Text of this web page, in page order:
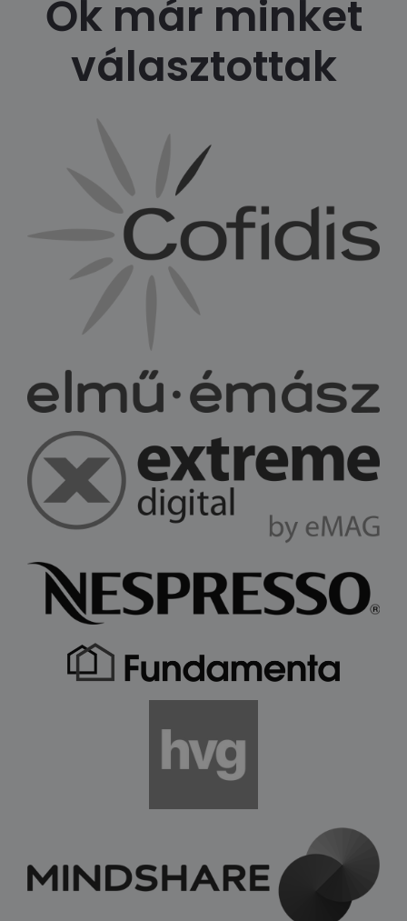
Ők már minket
választottak